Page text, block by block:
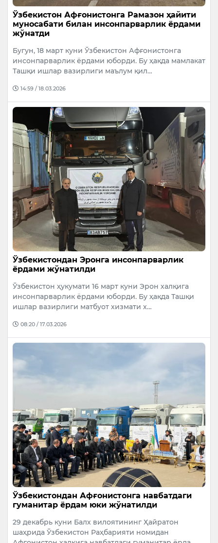
Ўзбекистон Афғонистонга Рамазон ҳайити
муносабати билан инсонпарварлик ёрдами
жўнатди
Бугун, 18 март куни Ўзбекистон Афғонистонга
инсонпарварлик ёрдами юборди. Бу ҳақда мамлакат
Ташқи ишлар вазирлиги маълум қил…
14:59 / 18.03.2026
Ўзбекистондан Эронга инсонпарварлик
ёрдами жўнатилди
Ўзбекистон ҳукумати 16 март куни Эрон халқига
инсонпарварлик ёрдами юборди. Бу ҳақда Ташқи
ишлар вазирлиги матбуот хизмати х…
08:20 / 17.03.2026
Ўзбекистондан Афғонистонга навбатдаги
гуманитар ёрдам юки жўнатилди
29 декабрь куни Балх вилоятининг Ҳайратон
шаҳрида Ўзбекистон Раҳбарияти номидан